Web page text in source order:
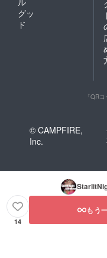
グッ
ド
「QR
© CAMPFIRE,
Inc.
14
もう